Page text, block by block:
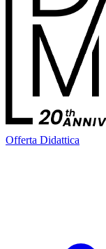
Offerta Didattica